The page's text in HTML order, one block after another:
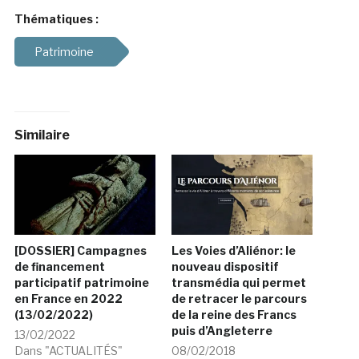
Thématiques :
Patrimoine
Similaire
[DOSSIER] Campagnes
de financement
participatif patrimoine
en France en 2022
(13/02/2022)
13/02/2022
Dans "ACTUALITÉS"
Les Voies d’Aliénor: le
nouveau dispositif
transmédia qui permet
de retracer le parcours
de la reine des Francs
puis d’Angleterre
08/02/2018